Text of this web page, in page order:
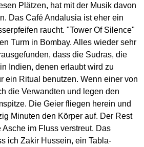
Plätzen, hat mit der Musik davon
Das Café Andalusia ist eher ein
raucht. "Tower Of Silence"
Turm in Bombay. Alles wieder sehr
dass die Sudras, die
Indien, denen erlaubt wird zu
ein Ritual benutzen. Wenn einer von
die Verwandten und legen den
Die Geier fliegen herein und
Minuten den Körper auf. Der Rest
im Fluss verstreut. Das
ich Zakir Hussein, ein Tabla-